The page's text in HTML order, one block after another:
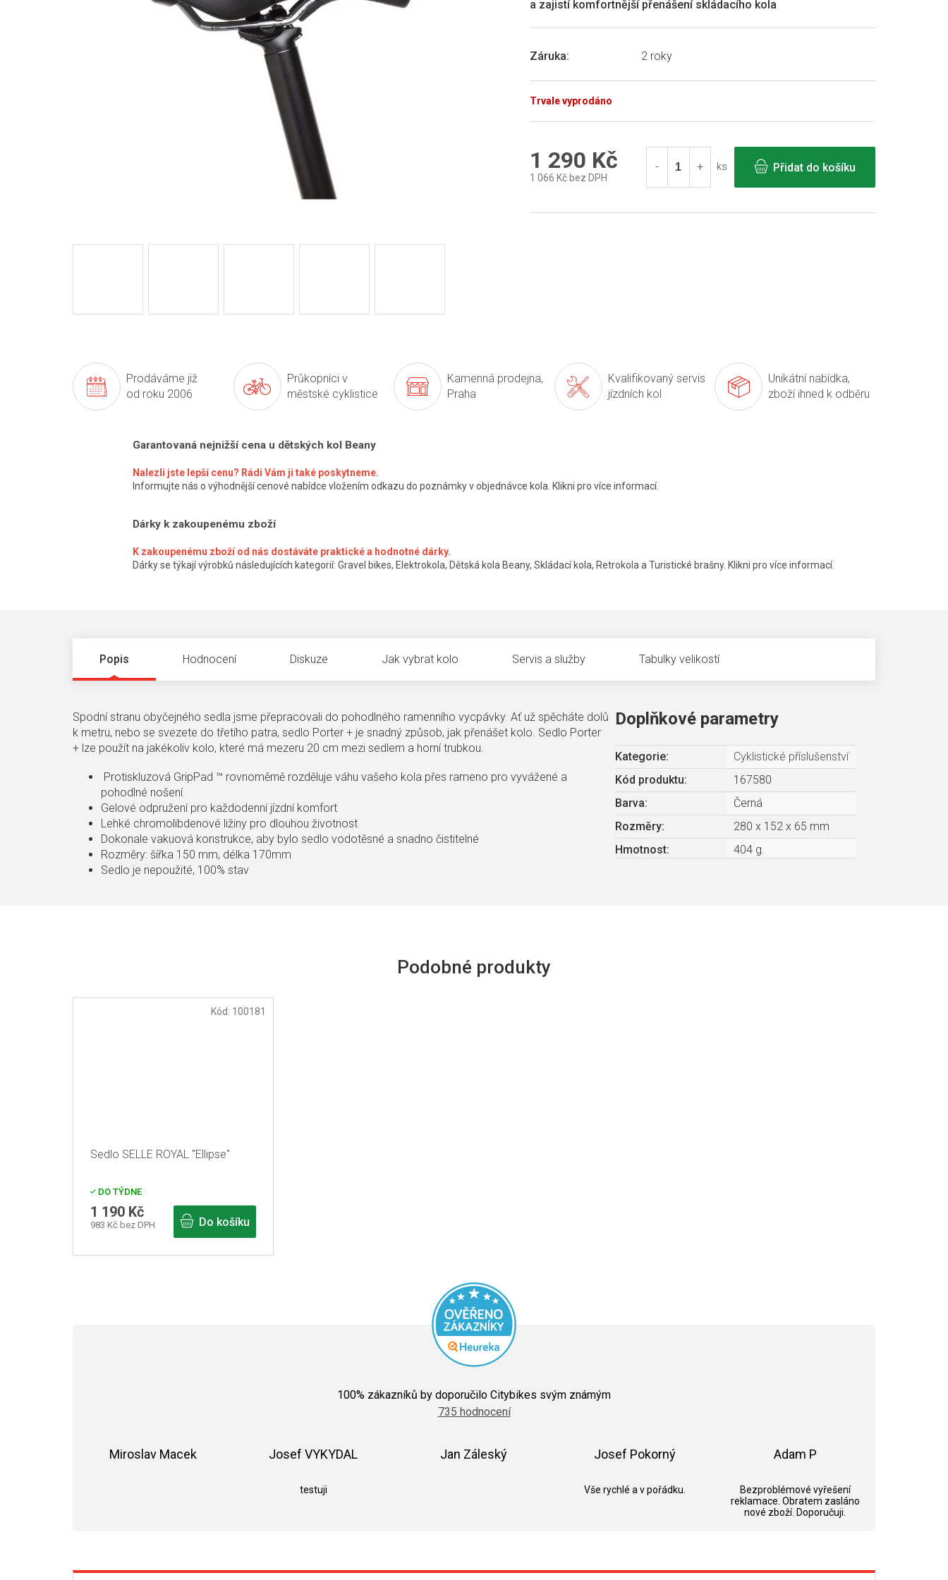
Trvale vyprodáno
Záruka: 2 roky
a zajistí komfortnější přenášení skládacího kola
5
1 290 Kč
1 066 Kč bez DPH
ks Přidat do košíku
Prodáváme již
od roku 2006
Průkopníci v
městské cyklistice
Kamenná prodejna,
Praha
Kvalifikovaný servis
jízdních kol
Unikátní nabídka,
zboží ihned k odběru
Garantovaná nejnižší cena u dětských kol Beany
Nalezli jste lepší cenu? Rádi Vám ji také poskytneme.
Informujte nás o výhodnější cenové nabídce vložením odkazu do poznámky v objednávce kola. Klikni pro více informací.
Dárky k zakoupenému zboží
K zakoupenému zboží od nás dostáváte praktické a hodnotné dárky.
Dárky se týkají výrobků následujících kategorií: Gravel bikes, Elektrokola, Dětská kola Beany, Skládací kola, Retrokola a Turistické brašny. Klikni pro více informací.
Popis Hodnocení Diskuze Jak vybrat kolo Servis a služby Tabulky velikostí
Spodní stranu obyčejného sedla jsme přepracovali do pohodlného ramenního vycpávky. Ať už spěcháte dolů
k metru, nebo se svezete do třetího patra, sedlo Porter + je snadný způsob, jak přenášet kolo. Sedlo Porter
+ lze použít na jakékoliv kolo, které má mezeru 20 cm mezi sedlem a horní trubkou.
Protiskluzová GripPad ™ rovnoměrně rozděluje váhu vašeho kola přes rameno pro vyvážené a
pohodlné nošení
Gelové odpružení pro každodenní jízdní komfort
Lehké chromolibdenové ližiny pro dlouhou životnost
Dokonale vakuová konstrukce, aby bylo sedlo vodotěsné a snadno čistitelné
Rozměry: šířka 150 mm, délka 170mm
Sedlo je nepoužité, 100% stav
Doplňkové parametry
Kategorie:
Cyklistické příslušenství
Kód produktu:
167580
Barva:
Černá
Rozměry:
280 x 152 x 65 mm
Hmotnost: 404 g.
Sedlo SELLE ROYAL "Ellipse"
DO TÝDNE
983 Kč bez DPH
1 190 Kč
Do košíku
Kód: 100181
hodnocení
obchodu
je
5
hvězdiček.
100% zákazníků by doporučilo Citybikes svým známým
735 hodnocení
Miroslav Macek Josef VYKYDAL
testuji
Jan Záleský Josef Pokorný
Vše rychlé a v pořádku.
Adam P
Bezproblémové vyřešení
reklamace. Obratem zasláno
nové zboží. Doporučuji.